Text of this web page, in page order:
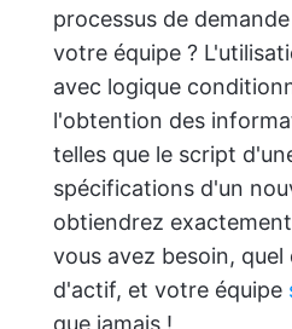
processus de
votre équipe ?
avec logique
l'obtention des
telles que le script
spécifications d'un
obtiendrez
vous avez besoin,
d'actif, et votre équipe
que jamais !